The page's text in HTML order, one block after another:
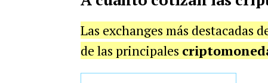
Las exchanges más destacadas
de las principales